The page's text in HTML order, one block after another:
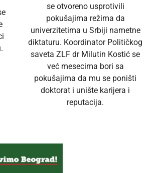
se otvoreno usprotivili
pokušajima režima da
univerzitetima u Srbiji nametne
diktaturu. Koordinator Političkog
saveta ZLF dr Milutin Kostić se
već mesecima bori sa
pokušajima da mu se poništi
doktorat i unište karijera i
reputacija.